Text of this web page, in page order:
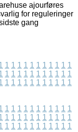
ajourføres
for reguleringer
gang
1 1 1 1 1 1 1 1 1 1 1
1 1 1 1 1 1 1 1 1 1 1
1 1 1 1 1 1 1 1 1 1 1
1 1 1 1 1 1 1 1 1 1 1
1 1 1 1 1 1 1 1 1 1 1
1 1 1 1 1 1 1 1 1 1 1